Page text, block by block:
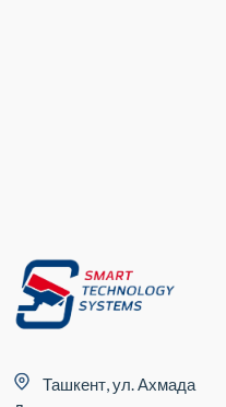
Ташкент, ул. Ахмада